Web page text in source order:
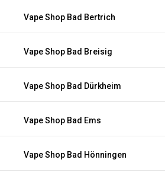
Vape Shop Bad Bertrich
Vape Shop Bad Breisig
Vape Shop Bad Dürkheim
Vape Shop Bad Ems
Vape Shop Bad Hönningen